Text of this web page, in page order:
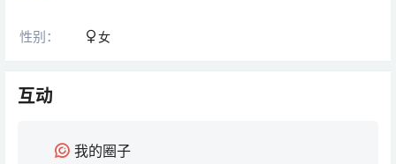
性别： 女
互动
我的圈子